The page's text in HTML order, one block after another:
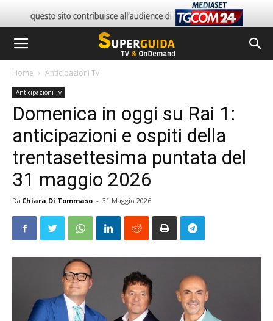
Home Anticipazioni Tv
Anticipazioni Tv
Domenica in oggi su Rai 1:
anticipazioni e ospiti della
trentasettesima puntata del
31 maggio 2026
Da Chiara Di Tommaso - 31 Maggio 2026